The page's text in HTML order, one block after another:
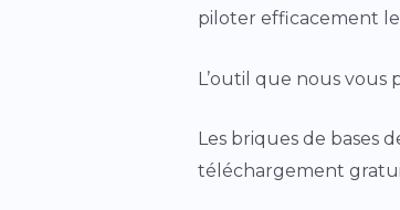
piloter efficacement
L’outil que nous
Les briques de bases
téléchargement